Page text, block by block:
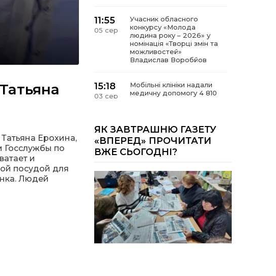
Ерохина,
Госслужбы по
и
посудой для
Людей
11:55
05 сер
Учасник обласного
конкурсу «Молода
людина року – 2026» у
номінація «Творці змін та
можливостей»
Владислав Воробйов
15:18
03 сер
Мобільні клініки надали
медичну допомогу 4 810
09:27
03 сер
ВПО можуть не платити
за частину комунальних
послуг: про що йдеться
14:12
01 сер
розповіла, коли
переселенці втрачають
виплати та статус
внутрішньо переміщеної
особи
14:04
01 сер
Учасниця обласного
конкурсу «Молода
ЯК ЗАВТРАШНЮ ГАЗЕТУ
«ВПЕРЕД» ПРОЧИТАТИ
ВЖЕ СЬОГОДНІ?